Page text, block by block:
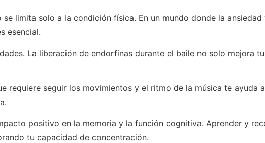
limita solo a la condición física. En un mundo donde la
esencial.
La liberación de endorfinas durante el baile no solo mejora
requiere seguir los movimientos y el ritmo de la música te ayuda
positivo en la memoria y la función cognitiva. Aprender y
tu capacidad de concentración.